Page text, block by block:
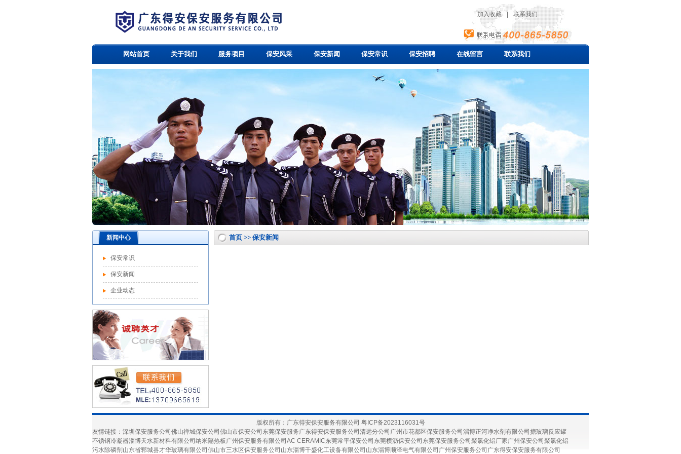
加入收藏 联系我们
网站首页 关于我们 服务项目 保安风采 保安新闻 保安常识 保安招聘 在线留言 联系我们
新闻中心
保安常识
保安新闻
企业动态
首页 >> 保安新闻
版权所有：广东得安保安服务有限公司 粤ICP备2023116031号
友情链接： 深圳保安服务公司 佛山禅城保安公司 佛山市保安公司 东莞保安服务广东得安保安服务公司清远分公司 广州市花都区保安服务公司 淄博正河净水剂有限公司 搪玻璃反应罐
不锈钢冷凝器淄博天水新材料有限公司 纳米隔热板广州保安服务有限公司 AC CERAMIC东莞常平保安公司 东莞横沥保安公司 东莞保安服务公司 聚氯化铝厂家广州保安公司 聚氯化铝
污水除磷剂 山东省郓城县才华玻璃有限公司 佛山市三水区保安服务公司 山东淄博千盛化工设备有限公司 山东淄博顺泽电气有限公司 广州保安服务公司 广东得安保安服务有限公司